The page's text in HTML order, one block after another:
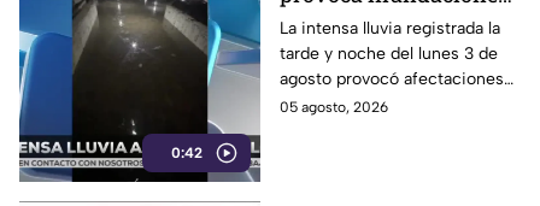
0:42
en Celaya; vehículos
quedan atrapados bajo
el agua
La intensa lluvia registrada la
tarde y noche del lunes 3 de
agosto provocó afectaciones
en distintos puntos de Celaya,
05 agosto, 2026